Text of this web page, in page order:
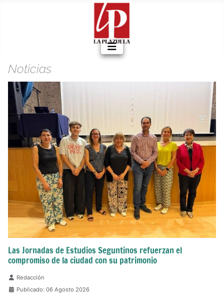
Noticias
Las Jornadas de Estudios Seguntinos refuerzan el
compromiso de la ciudad con su patrimonio
Detalles
Redacción
Publicado: 06 Agosto 2026